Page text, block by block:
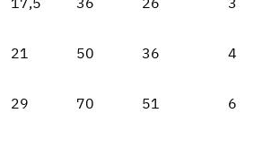
21 50 36 4
29 70 51 6